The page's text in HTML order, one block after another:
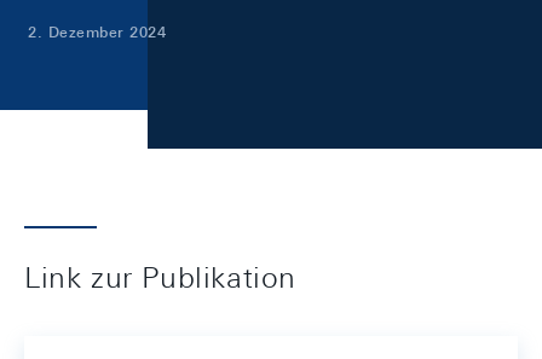
2. Dezember 2024
Link zur Publikation